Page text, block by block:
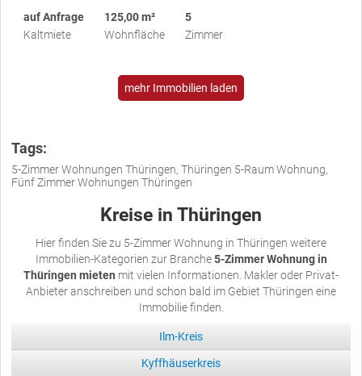
auf Anfrage
Kaltmiete
125,00 m²
Wohnfläche
5
Zimmer
mehr Immobilien laden
Tags:
5-Zimmer Wohnungen Thüringen, Thüringen 5-Raum Wohnung,
Fünf Zimmer Wohnungen Thüringen
Kreise in Thüringen
Hier finden Sie zu 5-Zimmer Wohnung in Thüringen weitere
Immobilien-Kategorien zur Branche5-Zimmer Wohnung in
Thüringen mieten mit vielen Informationen. Makler oder Privat-
Anbieter anschreiben und schon bald im Gebiet Thüringen eine
Immobilie finden.
Ilm-Kreis
Kyffhäuserkreis